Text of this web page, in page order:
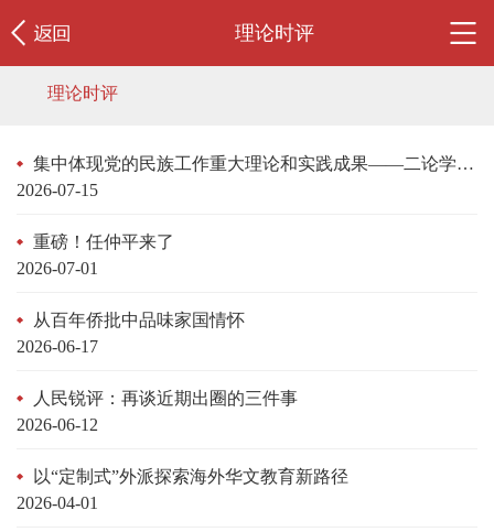
理论时评
理论时评
集中体现党的民族工作重大理论和实践成果——二论学习贯彻民族团结进步促进法
2026-07-15
重磅！任仲平来了
2026-07-01
从百年侨批中品味家国情怀
2026-06-17
人民锐评：再谈近期出圈的三件事
2026-06-12
以“定制式”外派探索海外华文教育新路径
2026-04-01